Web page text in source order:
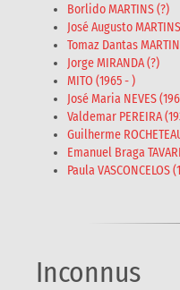
Borlido MARTINS (?)
José Augusto
Tomaz Dantas
Jorge MIRANDA (?)
MITO (1965 - )
José Maria NEVES
Valdemar PEREIRA
Guilherme
Emanuel Braga
Paula VASCONCELOS
Inconnus